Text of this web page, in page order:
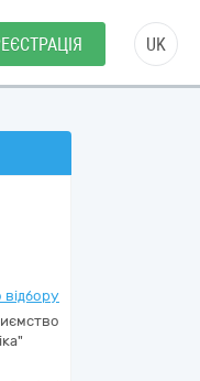
UK
відбору